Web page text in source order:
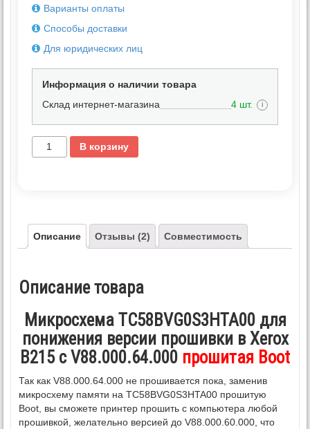
Варианты оплаты
Способы доставки
Для юридических лиц
Информация о наличии товара
Склад интернет-магазина
4 шт. i
В корзину
Описание Отзывы (2) Совместимость
Описание товара
Микросхема TC58BVG0S3HTA00 для
понижения версии прошивки в Xerox
B215 с V88.000.64.000 прошитая Boot
Так как V88.000.64.000 не прошивается пока, заменив
микросхему памяти на TC58BVG0S3HTA00 прошитую
Boot, вы сможете принтер прошить с компьютера любой
прошивкой, желательно версией до V88.000.60.000, что